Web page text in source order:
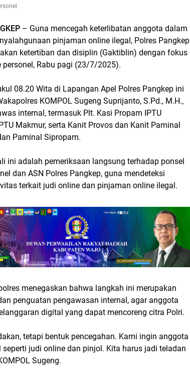
– Guna mencegah keterlibatan anggota dalam
pinjaman online ilegal, Polres Pangkep
ketertiban dan disiplin (Gaktiblin) dengan fokus
Rabu pagi (23/7/2025).
08.20 Wita di Lapangan Apel Polres Pangkep ini
KOMPOL Sugeng Suprijanto, S.Pd., M.H.,
internal, termasuk Plt. Kasi Propam IPTU
Makmur, serta Kanit Provos dan Kanit Paminal
Paminal Sipropam.
ini adalah pemeriksaan langsung terhadap ponsel
dan ASN Polres Pangkep, guna mendeteksi
terkait judi online dan pinjaman online ilegal.
menegaskan bahwa langkah ini merupakan
penguatan pengawasan internal, agar anggota
digital yang dapat mencoreng citra Polri.
tetapi bentuk pencegahan. Kami ingin anggota
judi online dan pinjol. Kita harus jadi teladan
Sugeng.